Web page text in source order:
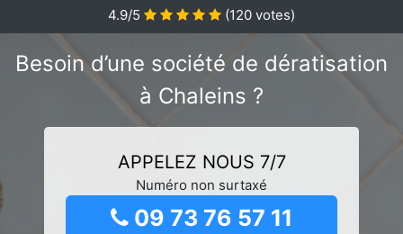
4.9/5
(120 votes)
Besoin d’une société de dératisation
à Chaleins ?
APPELEZ NOUS 7/7
Numéro non surtaxé
09 73 76 57 11